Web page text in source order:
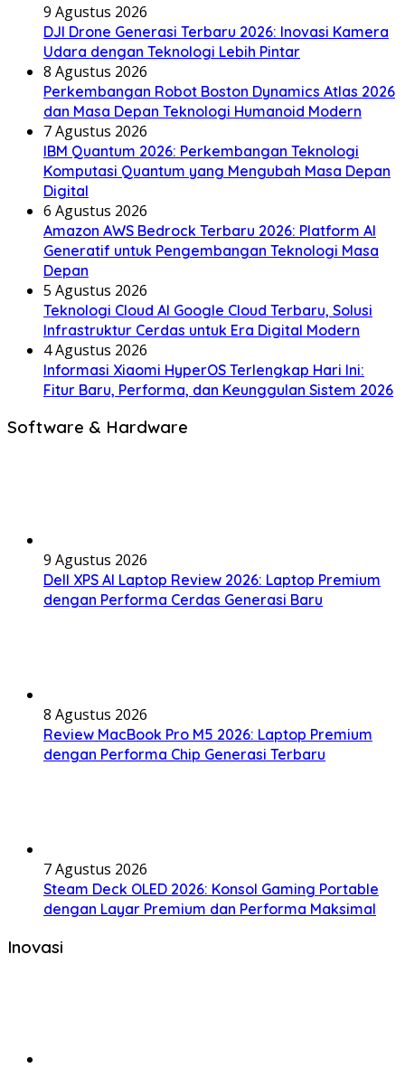
9 Agustus 2026
DJI Drone Generasi Terbaru 2026: Inovasi Kamera
Udara dengan Teknologi Lebih Pintar
8 Agustus 2026
Perkembangan Robot Boston Dynamics Atlas 2026
dan Masa Depan Teknologi Humanoid Modern
7 Agustus 2026
IBM Quantum 2026: Perkembangan Teknologi
Komputasi Quantum yang Mengubah Masa Depan
Digital
6 Agustus 2026
Amazon AWS Bedrock Terbaru 2026: Platform AI
Generatif untuk Pengembangan Teknologi Masa
Depan
5 Agustus 2026
Teknologi Cloud AI Google Cloud Terbaru, Solusi
Infrastruktur Cerdas untuk Era Digital Modern
4 Agustus 2026
Informasi Xiaomi HyperOS Terlengkap Hari Ini:
Fitur Baru, Performa, dan Keunggulan Sistem 2026
Software & Hardware
9 Agustus 2026
Dell XPS AI Laptop Review 2026: Laptop Premium
dengan Performa Cerdas Generasi Baru
8 Agustus 2026
Review MacBook Pro M5 2026: Laptop Premium
dengan Performa Chip Generasi Terbaru
7 Agustus 2026
Steam Deck OLED 2026: Konsol Gaming Portable
dengan Layar Premium dan Performa Maksimal
Inovasi